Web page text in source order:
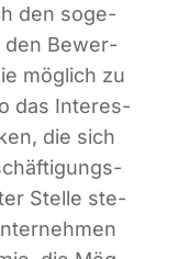
den soge­
den Bewer­
mög­lich zu
das Inter­es­
die sich
Stel­le ste­